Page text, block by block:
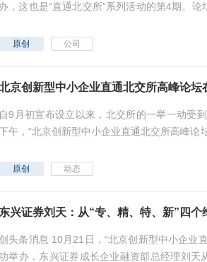
办，这也是“直通北交所”系列活动的第4期。
原创 公司
京创新型中小企业直通北交所高峰论坛
自9月初宣布设立以来，北交所的一举一动受
午，“北京创新型中小企业直通北交所高峰论
原创 动态
东兴证券刘天：从“专、精、特、新”四
头条消息 10月21日，“北京创新型中小企业
举办，东兴证券成长企业融资部总经理刘天从